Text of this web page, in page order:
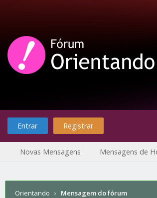
Entrar Registrar
Novas Mensagens Mensagens de
Orientando › Mensagem do fórum